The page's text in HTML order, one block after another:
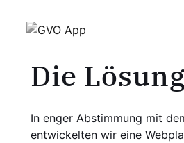
Die Lösung
In enger Abstimmung mit
entwickelten wir eine